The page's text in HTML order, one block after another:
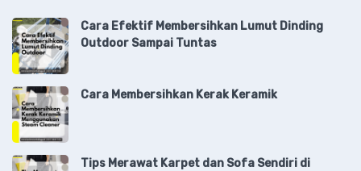
Cara Efektif Membersihkan Lumut Dinding
Outdoor Sampai Tuntas
Cara Membersihkan Kerak Keramik
Tips Merawat Karpet dan Sofa Sendiri di